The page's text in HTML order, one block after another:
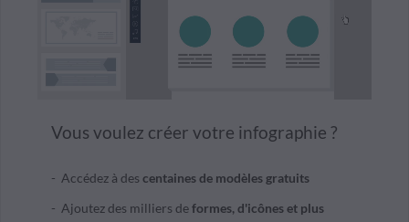
Vous voulez créer votre infographie ?
Accédez à des centaines de modèles gratuits
Ajoutez des milliers deformes, d'icônes et plus